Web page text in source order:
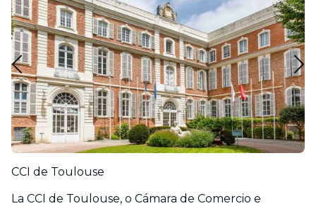
CCI de Toulouse
La CCI de Toulouse, o Cámara de Comercio e